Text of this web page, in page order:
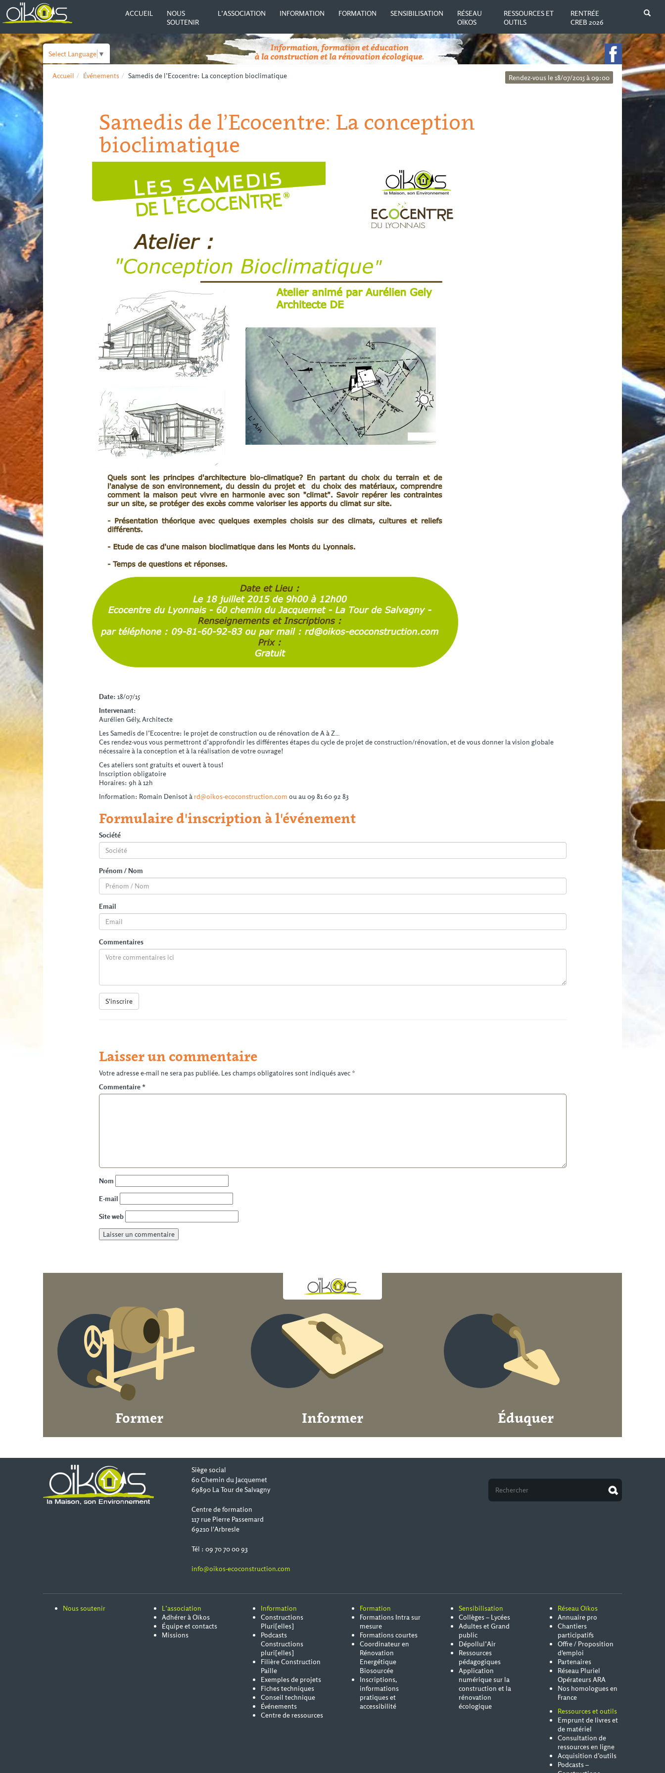
ACCUEIL
NOUS
SOUTENIR
L’ASSOCIATION INFORMATION FORMATION SENSIBILISATION
RÉSEAU
OÏKOS
RESSOURCES ET
OUTILS
RENTRÉE
CREB 2026
Select Language ▼
Accueil Événements Samedis de l’Ecocentre: La conception bioclimatique Rendez-vous le 18/07/2015 à 09:00
Samedis de l’Ecocentre: La conception
bioclimatique
Date: 18/07/15
Intervenant:
Aurélien Gély, Architecte
Les Samedis de l’Ecocentre: le projet de construction ou de rénovation de A à Z…
Ces rendez-vous vous permettront d’approfondir les différentes étapes du cycle de projet de construction/rénovation, et de vous donner la vision globale
nécessaire à la conception et à la réalisation de votre ouvrage!
Ces ateliers sont gratuits et ouvert à tous!
Inscription obligatoire
Horaires: 9h à 12h
Information: Romain Denisot àrd@oikos-ecoconstruction.com ou au 09 81 60 92 83
Formulaire d'inscription à l'événement
Société
Prénom / Nom
Email
Commentaires
S'inscrire
Laisser un commentaire
Votre adresse e-mail ne sera pas publiée. Les champs obligatoires sont indiqués avec *
Commentaire *
Nom
E-mail
Site web
Former Informer Éduquer
Siège social
60 Chemin du Jacquemet
69890 La Tour de Salvagny
Centre de formation
117 rue Pierre Passemard
69210 l'Arbresle
Tél : 09 70 70 00 93
info@oikos-ecoconstruction.com
Nous soutenir
L’association
Adhérer à Oïkos
Équipe et contacts
Missions
Information
Constructions
Pluri[elles]
Podcasts
Constructions
pluri[elles]
Filière Construction
Paille
Exemples de projets
Fiches techniques
Conseil technique
Événements
Centre de ressources
Formation
Formations Intra sur
mesure
Formations courtes
Coordinateur en
Rénovation
Energétique
Biosourcée
Inscriptions,
informations
pratiques et
accessibilité
Sensibilisation
Collèges – Lycées
Adultes et Grand
public
Dépollul’Air
Ressources
pédagogiques
Application
numérique sur la
construction et la
rénovation
écologique
Réseau Oïkos
Annuaire pro
Chantiers
participatifs
Offre / Proposition
d'emploi
Partenaires
Réseau Pluriel
Opérateurs ARA
Nos homologues en
France
Ressources et outils
Emprunt de livres et
de matériel
Consultation de
ressources en ligne
Acquisition d’outils
Podcasts –